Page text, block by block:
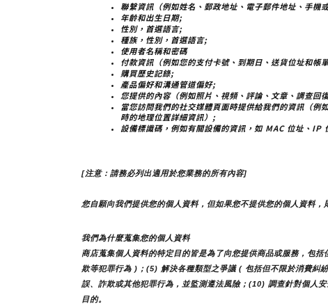
聯繫資訊（例如姓名、郵政地址、電子郵件地址、手機
年齡和出生日期;
性別，首選語言;
種族，性別，首選語言;
使用者名稱和密碼
付款資訊（例如您的支付卡號、到期日、送貨位址和帳
購買歷史記錄;
產品偏好和溝通管道偏好;
您提供的內容（例如照片、視頻、評論、文章、調查回
當您訪問我們的社交媒體頁面時提供給我們的資訊（
時的地理位置詳細資訊）;
設備標識碼，例如有關設備的資訊，如 MAC 位址、IP
[注意：請務必列出適用於您業務的所有內容]
您自願向我們提供您的個人資料，但如果您不提供您的個人資料，
我們為什麼蒐集您的個人資料
商店蒐集個人資料的特定目的皆是為了向您提供商品或服務，包
欺等犯罪行為 )；(5) 解決各種類型之爭議 ( 包括但不限於消費糾
誤、詐欺或其他犯罪行為，並監測遵法風險；(10) 調查針對個人
目的。